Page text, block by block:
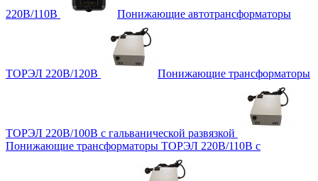
220В/110В Понижающие автотрансформаторы
ТОРЭЛ 220В/120В Понижающие трансформаторы
ТОРЭЛ 220В/100В с гальванической развязкой
Понижающие трансформаторы ТОРЭЛ 220В/110В с